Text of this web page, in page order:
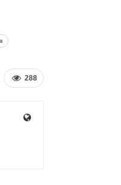
288